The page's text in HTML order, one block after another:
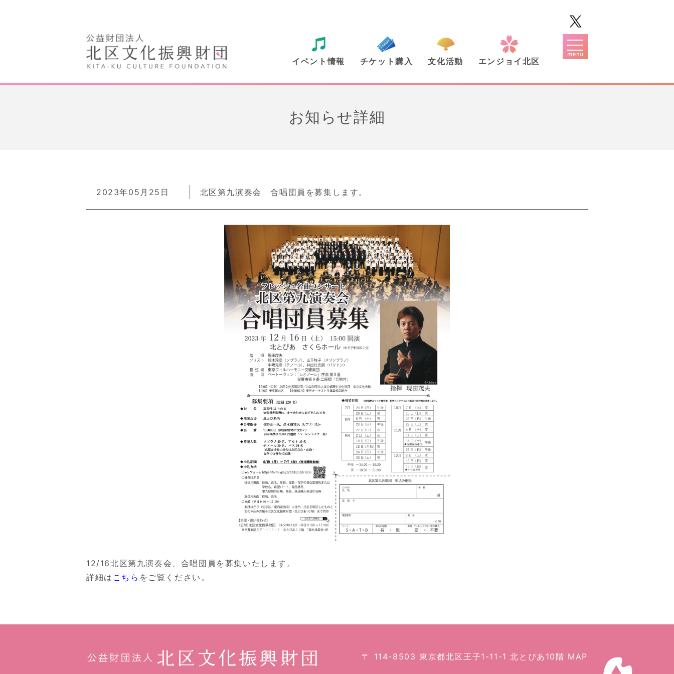
イベント情報 チケット購入 文化活動 エンジョイ北区
お知らせ詳細
2023年05月25日 北区第九演奏会 合唱団員を募集します。
12/16北区第九演奏会、合唱団員を募集いたします。
詳細は こちら をご覧ください。
〒 114-8503 東京都北区王子1-11-1 北とぴあ10階 MAP